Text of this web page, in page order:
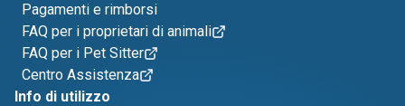
Pagamenti e rimborsi
FAQ per i proprietari di animali
FAQ per i Pet Sitter
Centro Assistenza
Info di utilizzo